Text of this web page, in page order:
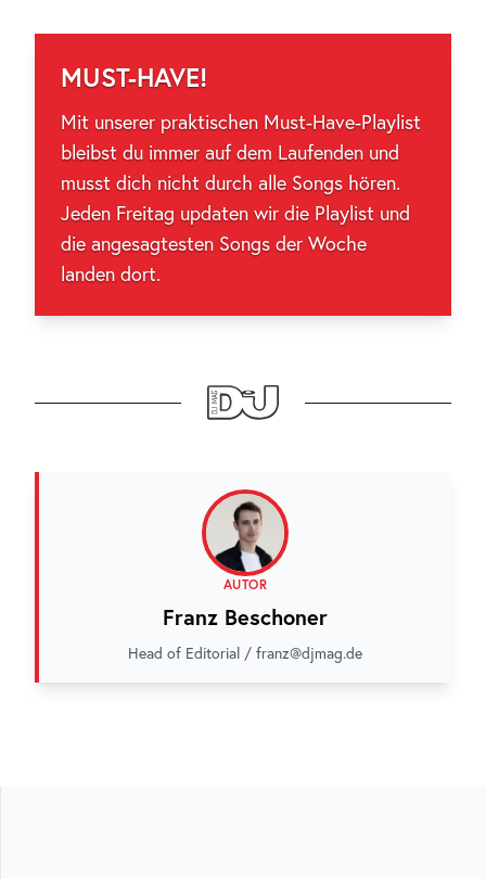
MUST-HAVE!
Mit unserer praktischen Must-Have-Playlist
bleibst du immer auf dem Laufenden und
musst dich nicht durch alle Songs hören.
Jeden Freitag updaten wir die Playlist und
die angesagtesten Songs der Woche
landen dort.
AUTOR
Franz Beschoner
Head of Editorial / franz@djmag.de